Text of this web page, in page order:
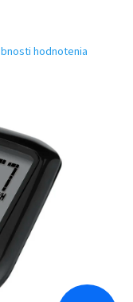
hodnotenia